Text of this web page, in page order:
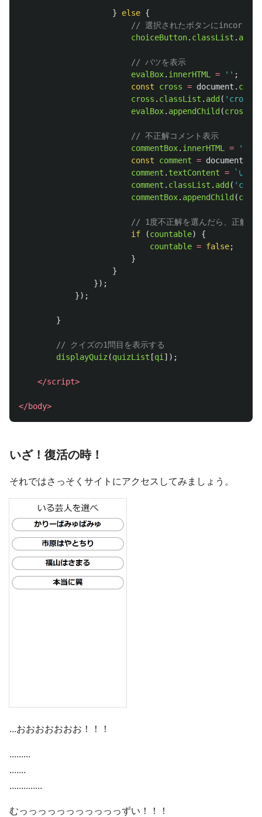
} else {
// 選択されたボタンにincorrect
choiceButton. classList . add
// バツを表示
evalBox. innerHTML = '' ;
const
cross = document .
cross . classList . add ( ' cross
evalBox. appendChild (cross
// 不正解コメント表示
commentBox. innerHTML = ''
const
comment = document
comment . textContent =
`いま
comment . classList . add ( '
commentBox. appendChild (
// 1度不正解を選んだら、正解数
if
(countable)
{
countable = false;
}
}
});
});
}
// クイズの1問目を表示する
displayQuiz (quizList [qi ]);
</script>
</body>
いざ！復活の時！
それではさっそくサイトにアクセスしてみましょう。
...おおおおおおお！！！
.........
.......
..............
むっっっっっっっっっっっずい！！！